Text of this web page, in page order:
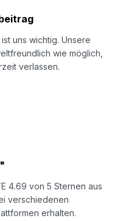
uns wichtig. Unsere
wie möglich,
verlassen.
4.69 von 5 Sternen aus
verschiedenen
erhalten.